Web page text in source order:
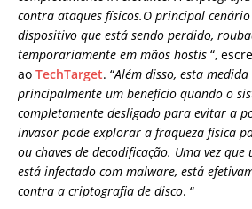
contra ataques físicos.O principal
dispositivo que está sendo perdido,
temporariamente em mãos hostis “,
ao TechTarget. “Além disso, esta
principalmente um benefício quando o
completamente desligado para evitar a
invasor pode explorar a fraqueza física
ou chaves de decodificação. Uma vez
está infectado com malware, está
contra a criptografia de disco. “